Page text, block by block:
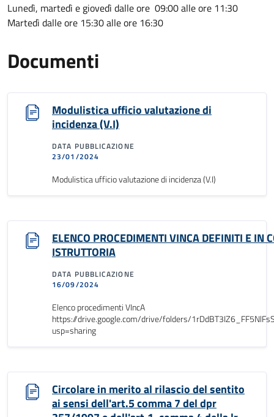
Lunedì, martedì e giovedì dalle ore 09:00 alle ore 11:30
Martedì dalle ore 15:30 alle ore 16:30
Documenti
Modulistica ufficio valutazione di
incidenza (V.I)
DATA PUBBLICAZIONE
23/01/2024
Modulistica ufficio valutazione di incidenza (V.I)
ELENCO PROCEDIMENTI VINCA DEFINITI E IN
ISTRUTTORIA
DATA PUBBLICAZIONE
16/09/2024
Elenco procedimenti VIncA
https://drive.google.com/drive/folders/
usp=sharing
Circolare in merito al rilascio del sentito
ai sensi dell'art.5 comma 7 del dpr